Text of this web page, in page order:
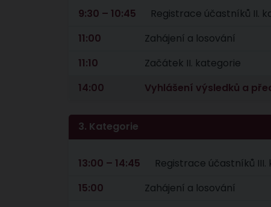
9:30 – 10:45
Registrace účastníků II.
11:00
Zahájení a losování
11:10
Začátek II. kategorie
14:00
Vyhlášení výsledků a
3. Kategorie
13:00 – 14:45
Registrace účastníků
15:00
Zahájení a losování